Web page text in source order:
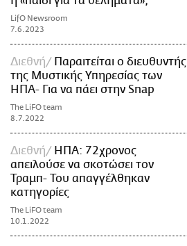
LifO Newsroom
7.6.2023
Διεθνή
Παραιτείται ο διευθυντής
της Μυστικής Υπηρεσίας των
ΗΠΑ- Για να πάει στην Snap
The LiFO team
8.7.2022
Διεθνή
ΗΠΑ: 72χρονος
απειλούσε να σκοτώσει τον
Τραμπ- Του απαγγέλθηκαν
κατηγορίες
The LiFO team
10.1.2022